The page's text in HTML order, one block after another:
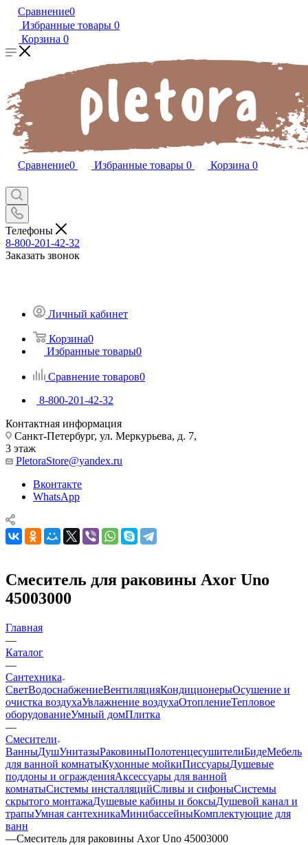
Сравнение0
Избранные товары 0
Корзина 0
Сравнение0 Избранные товары 0 Корзина 0
Телефоны
8-800-201-42-32
Заказать звонок
Личный кабинет
Корзина0
Избранные товары0
Сравнение товаров0
8-800-201-42-32
Контактная информация
Санкт-Петербург, ул. Меркурьева, д. 7,
3 этаж
PletoraStore@yandex.ru
Вконтакте
WhatsApp
Смеситель для раковины Axor Uno
45003000
Главная
—
Каталог
—
Сантехника
СветВодоснабжениеВентиляцияКондиционерыОсушение и
очистка воздухаУвлажнение воздухаОтоплениеТепловое
оборудованиеУмный домПлитка
—
Смесители
ВанныДушУнитазыРаковиныПолотенцесушителиБидеМебель
для ванной комнатыКухонные мойкиПиссуарыДушевые
поддоны и огражденияАксессуары для ванной
комнатыСистемы инсталляцийСливы и сифоныСистемы
скрытого монтажаДушевые кабины и боксыДушевой канал и
трапыУмная сантехникаМинибассейныКомплектующие для
ванн
—Смеситель для раковины Axor Uno 45003000